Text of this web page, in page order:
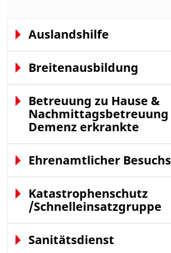
Auslandshilfe
Breitenausbildung
Betreuung zu Hause &
Demenz erkrankte
Ehrenamtlicher
Katastrophenschutz
/Schnelleinsatzgruppe
Sanitätsdienst